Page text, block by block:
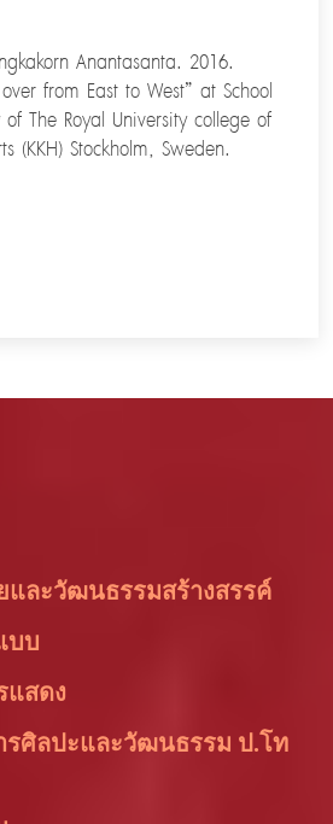
Anantasanta. 2016.
over from East to West” at School
The Royal University college of
(KKH) Stockholm, Sweden.
และวัฒนธรรมสร้างสรรค์
บบ
แสดง
รศิลปะและวัฒนธรรม ป.โท